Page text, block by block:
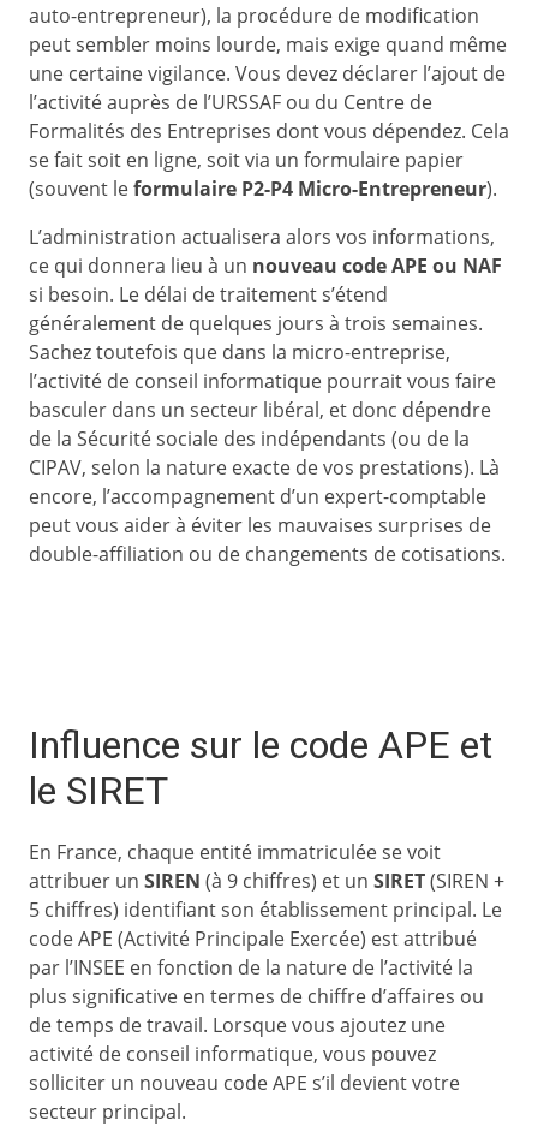
auto-entrepreneur), la procédure de modification
peut sembler moins lourde, mais exige quand même
une certaine vigilance. Vous devez déclarer l’ajout de
l’activité auprès de l’URSSAF ou du Centre de
Formalités des Entreprises dont vous dépendez. Cela
se fait soit en ligne, soit via un formulaire papier
(souvent leformulaire P2-P4 Micro-Entrepreneur).
L’administration actualisera alors vos informations,
ce qui donnera lieu à un nouveau code APE ou NAF
si besoin. Le délai de traitement s’étend
généralement de quelques jours à trois semaines.
Sachez toutefois que dans la micro-entreprise,
l’activité de conseil informatique pourrait vous faire
basculer dans un secteur libéral, et donc dépendre
de la Sécurité sociale des indépendants (ou de la
CIPAV, selon la nature exacte de vos prestations). Là
encore, l’accompagnement d’un expert-comptable
peut vous aider à éviter les mauvaises surprises de
double-affiliation ou de changements de cotisations.
Influence sur le code APE et
le SIRET
En France, chaque entité immatriculée se voit
attribuer un SIREN (à 9 chiffres) et un SIRET(SIREN +
5 chiffres) identifiant son établissement principal. Le
code APE (Activité Principale Exercée) est attribué
par l’INSEE en fonction de la nature de l’activité la
plus significative en termes de chiffre d’affaires ou
de temps de travail. Lorsque vous ajoutez une
activité de conseil informatique, vous pouvez
solliciter un nouveau code APE s’il devient votre
secteur principal.